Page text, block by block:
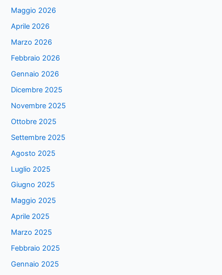
Maggio 2026
Aprile 2026
Marzo 2026
Febbraio 2026
Gennaio 2026
Dicembre 2025
Novembre 2025
Ottobre 2025
Settembre 2025
Agosto 2025
Luglio 2025
Giugno 2025
Maggio 2025
Aprile 2025
Marzo 2025
Febbraio 2025
Gennaio 2025